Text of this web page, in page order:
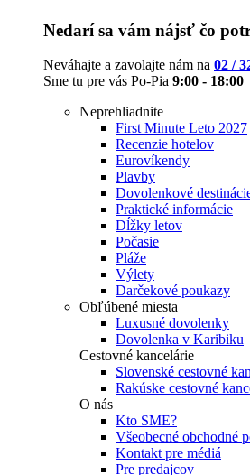
Nedarí sa vám nájsť čo
Neváhajte a zavolajte nám na 02 /
Sme tu pre vás Po-Pia 9:00 - 18:00
Neprehliadnite
First Minute Leto 2027
Recenzie hotelov
Eurovíkendy
Plavby
Dovolenkové
Praktické informácie
Dĺžky letov
Počasie
Pláže
Výlety
Darčekové poukazy
Obľúbené miesta
Luxusné dovolenky
Dovolenka v Karibiku
Cestovné kancelárie
Slovenské cestovné
Rakúske cestovné
O nás
Kto SME?
Všeobecné obchodné
Kontakt pre médiá
Pre predajcov